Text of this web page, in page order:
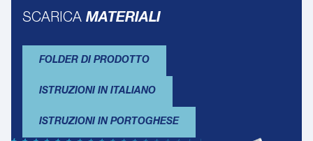
SCARICA MATERIALI
FOLDER DI PRODOTTO
ISTRUZIONI IN ITALIANO
ISTRUZIONI IN PORTOGHESE